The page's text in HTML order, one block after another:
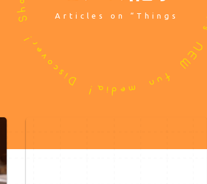
Articles on “Things